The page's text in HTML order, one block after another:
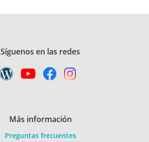
Síguenos en las redes
Más información
Preguntas frecuentes